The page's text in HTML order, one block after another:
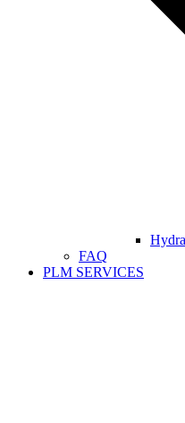
FAQ
PLM SERVICES